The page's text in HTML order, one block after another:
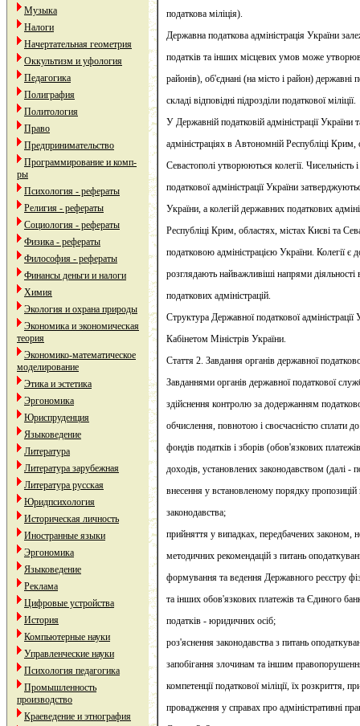
Музыка
Налоги
Начертательная геометрия
Оккультизм и уфология
Педагогика
Полиграфия
Политология
Право
Предпринимательство
Программирование и комп-
ры
Психология - рефераты
Религия - рефераты
Социология - рефераты
Физика - рефераты
Философия - рефераты
Финансы деньги и налоги
Химия
Экология и охрана природы
Экономика и экономическая
теория
Экономико-математическое
моделирование
Этика и эстетика
Эргономика
Юриспруденция
Языковедение
Литература
Литература зарубежная
Литература русская
Юридпсихология
Историческая личность
Иностранные языки
Эргономика
Языковедение
Реклама
Цифровые устройства
История
Компьютерные науки
Управленческие науки
Психология педагогика
Промышленность
производство
Краеведение и этнография
податкова міліція).
Державна податкова адміністрація України
податків та інших місцевих умов може
районів), об'єднані (на місто і район) державні
складі відповідні підрозділи податкової міліції.
У Державній податковій адміністрації України
адміністраціях в Автономній Республіці Крим,
Севастополі утворюються колегії. Чисельність
податкової адміністрації України
України, а колегій державних податкових
Республіці Крим, областях, містах Києві та
податковою адміністрацією України. Колегії є
розглядають найважливіші напрями діяльності
податкових адміністрацій.
Структура Державної податкової адміністрації
Кабінетом Міністрів України.
Стаття 2. Завдання органів державної
Завданнями органів державної податкової
здійснення контролю за додержанням
обчислення, повнотою і своєчасністю сплати
фондів податків і зборів (обов'язкових
доходів, установлених законодавством (далі -
внесення у встановленому порядку
законодавства;
прийняття у випадках, передбачених законом,
методичних рекомендацій з питань
формування та ведення Державного реєстру
та інших обов'язкових платежів та Єдиного
податків - юридичних осіб;
роз'яснення законодавства з питань
запобігання злочинам та іншим
компетенції податкової міліції, їх розкриття,
провадження у справах про адміністративні